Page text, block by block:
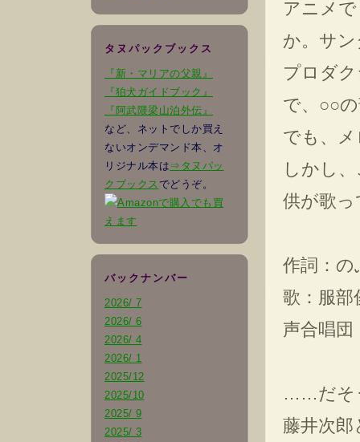
タヌパックブックス
『新・マリアの父親』
『狛犬ガイドブック』
『阿武隈梁山泊外伝』
など、ネットでしか買え
ないオンデマンド本、オ
リジナル本は ⇒タヌパッ
クブックス でどうぞ。
でも買
えます
バックナンバー
2026/ 7
2026/ 6
2026/ 4
2026/ 1
2025/12
2025/10
2025/ 9
2025/ 3
アニメ
か。サ
プロダ
で、○○
でも、
しかし
供が歌
作詞：の
歌：服部
声合唱団
……だそ
藤井次